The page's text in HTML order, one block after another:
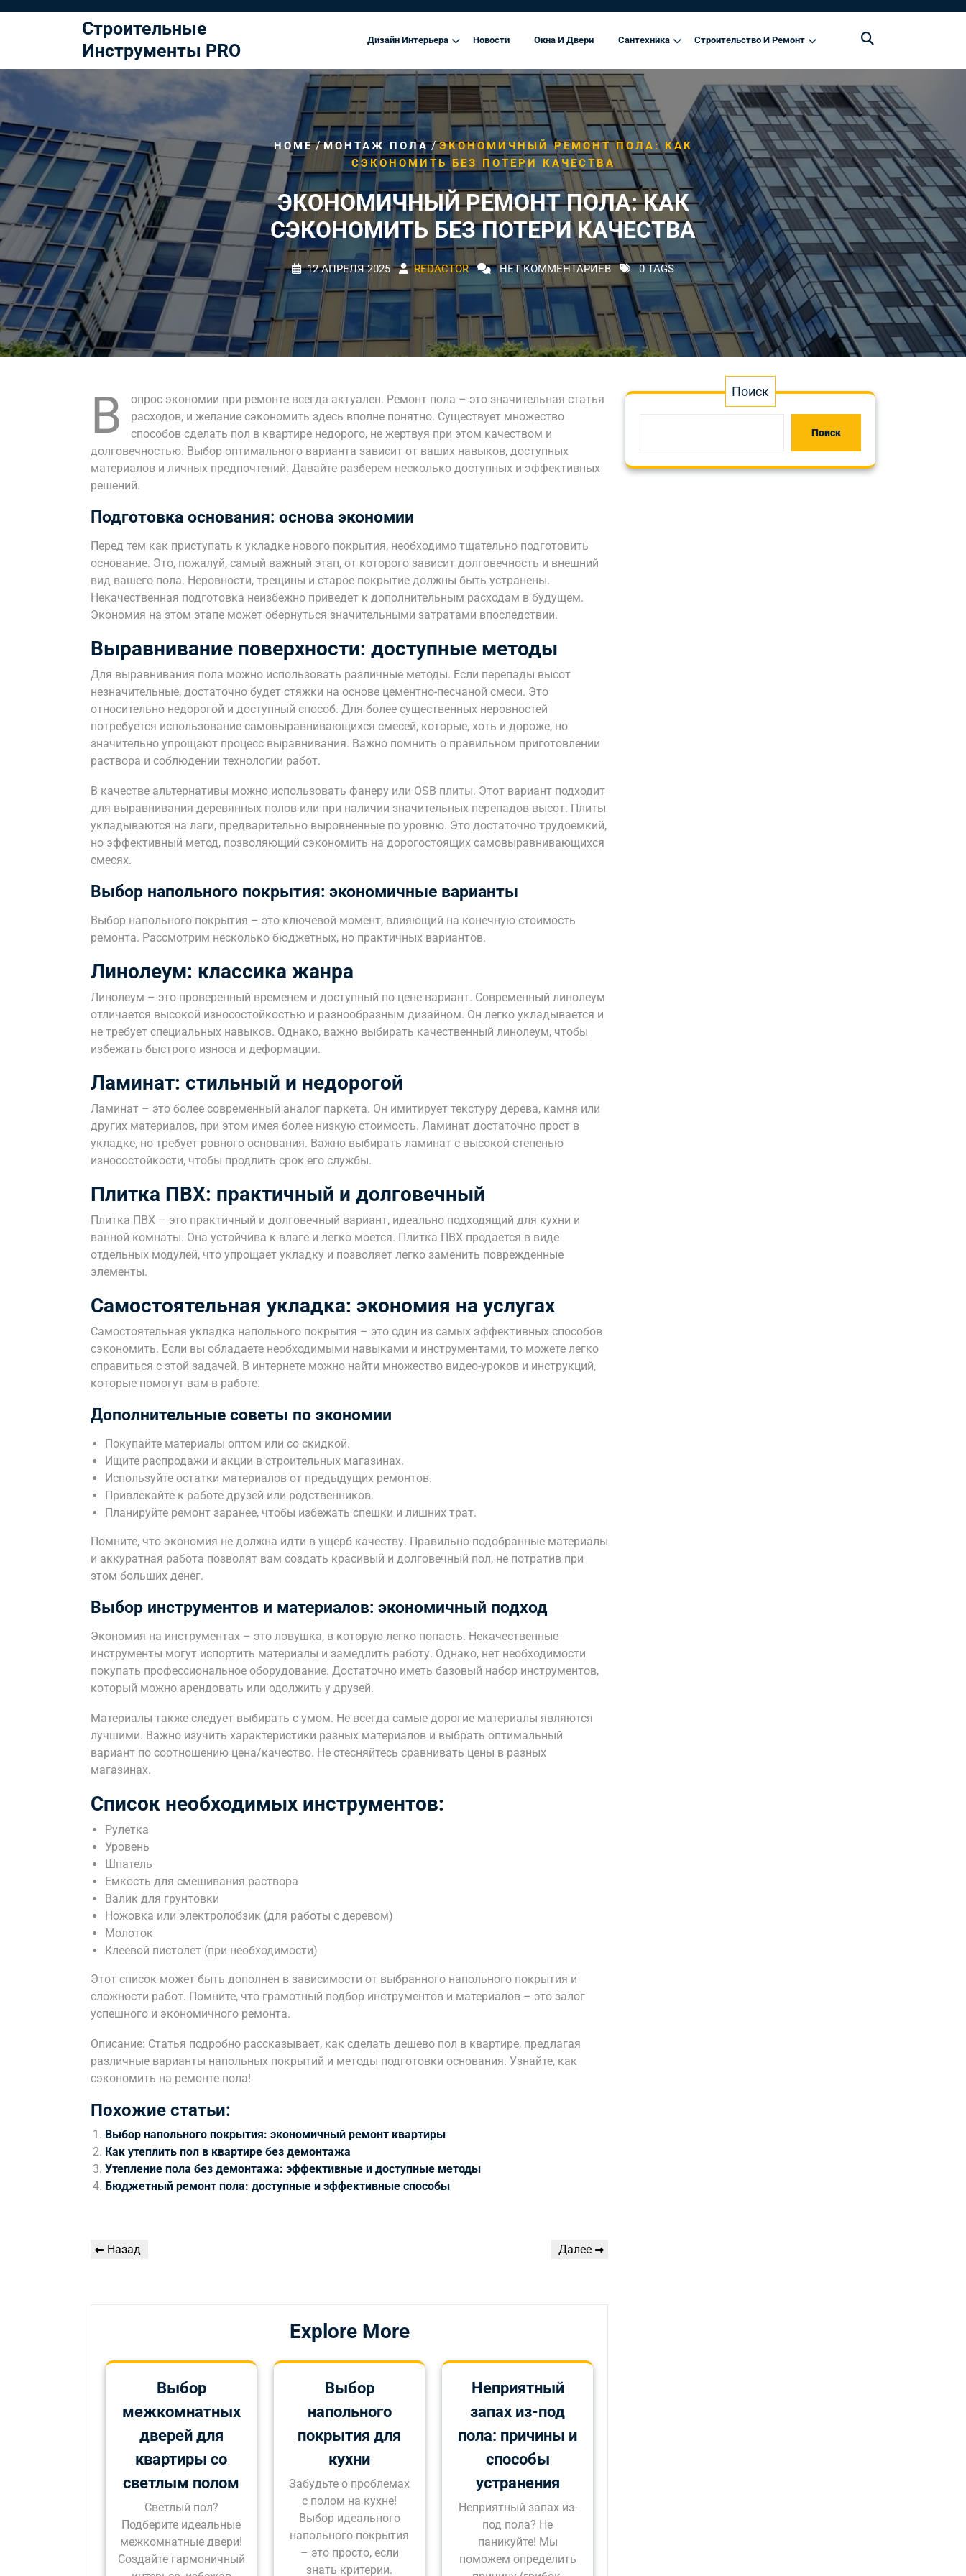
Строительные
Инструменты PRO
Дизайн Интерьера Новости Окна И Двери Сантехника Строительство И Ремонт
HOME/МОНТАЖ ПОЛА/ЭКОНОМИЧНЫЙ РЕМОНТ ПОЛА: КАК
СЭКОНОМИТЬ БЕЗ ПОТЕРИ КАЧЕСТВА
ЭКОНОМИЧНЫЙ РЕМОНТ ПОЛА: КАК
СЭКОНОМИТЬ БЕЗ ПОТЕРИ КАЧЕСТВА
12 АПРЕЛЯ 2025 REDACTOR НЕТ КОММЕНТАРИЕВ 0 TAGS
В
опрос экономии при ремонте всегда актуален. Ремонт пола – это значительная статья
расходов, и желание сэкономить здесь вполне понятно. Существует множество
способов сделать пол в квартире недорого, не жертвуя при этом качеством и
долговечностью. Выбор оптимального варианта зависит от ваших навыков, доступных
материалов и личных предпочтений. Давайте разберем несколько доступных и эффективных
решений.
Подготовка основания: основа экономии
Перед тем как приступать к укладке нового покрытия, необходимо тщательно подготовить
основание. Это, пожалуй, самый важный этап, от которого зависит долговечность и внешний
вид вашего пола. Неровности, трещины и старое покрытие должны быть устранены.
Некачественная подготовка неизбежно приведет к дополнительным расходам в будущем.
Экономия на этом этапе может обернуться значительными затратами впоследствии.
Выравнивание поверхности: доступные методы
Для выравнивания пола можно использовать различные методы. Если перепады высот
незначительные, достаточно будет стяжки на основе цементно-песчаной смеси. Это
относительно недорогой и доступный способ. Для более существенных неровностей
потребуется использование самовыравнивающихся смесей, которые, хоть и дороже, но
значительно упрощают процесс выравнивания. Важно помнить о правильном приготовлении
раствора и соблюдении технологии работ.
В качестве альтернативы можно использовать фанеру или OSB плиты. Этот вариант подходит
для выравнивания деревянных полов или при наличии значительных перепадов высот. Плиты
укладываются на лаги, предварительно выровненные по уровню. Это достаточно трудоемкий,
но эффективный метод, позволяющий сэкономить на дорогостоящих самовыравнивающихся
смесях.
Выбор напольного покрытия: экономичные варианты
Выбор напольного покрытия – это ключевой момент, влияющий на конечную стоимость
ремонта. Рассмотрим несколько бюджетных, но практичных вариантов.
Линолеум: классика жанра
Линолеум – это проверенный временем и доступный по цене вариант. Современный линолеум
отличается высокой износостойкостью и разнообразным дизайном. Он легко укладывается и
не требует специальных навыков. Однако, важно выбирать качественный линолеум, чтобы
избежать быстрого износа и деформации.
Ламинат: стильный и недорогой
Ламинат – это более современный аналог паркета. Он имитирует текстуру дерева, камня или
других материалов, при этом имея более низкую стоимость. Ламинат достаточно прост в
укладке, но требует ровного основания. Важно выбирать ламинат с высокой степенью
износостойкости, чтобы продлить срок его службы.
Плитка ПВХ: практичный и долговечный
Плитка ПВХ – это практичный и долговечный вариант, идеально подходящий для кухни и
ванной комнаты. Она устойчива к влаге и легко моется. Плитка ПВХ продается в виде
отдельных модулей, что упрощает укладку и позволяет легко заменить поврежденные
элементы.
Самостоятельная укладка: экономия на услугах
Самостоятельная укладка напольного покрытия – это один из самых эффективных способов
сэкономить. Если вы обладаете необходимыми навыками и инструментами, то можете легко
справиться с этой задачей. В интернете можно найти множество видео-уроков и инструкций,
которые помогут вам в работе.
Дополнительные советы по экономии
Покупайте материалы оптом или со скидкой.
Ищите распродажи и акции в строительных магазинах.
Используйте остатки материалов от предыдущих ремонтов.
Привлекайте к работе друзей или родственников.
Планируйте ремонт заранее, чтобы избежать спешки и лишних трат.
Помните, что экономия не должна идти в ущерб качеству. Правильно подобранные материалы
и аккуратная работа позволят вам создать красивый и долговечный пол, не потратив при
этом больших денег.
Выбор инструментов и материалов: экономичный подход
Экономия на инструментах – это ловушка, в которую легко попасть. Некачественные
инструменты могут испортить материалы и замедлить работу. Однако, нет необходимости
покупать профессиональное оборудование. Достаточно иметь базовый набор инструментов,
который можно арендовать или одолжить у друзей.
Материалы также следует выбирать с умом. Не всегда самые дорогие материалы являются
лучшими. Важно изучить характеристики разных материалов и выбрать оптимальный
вариант по соотношению цена/качество. Не стесняйтесь сравнивать цены в разных
магазинах.
Список необходимых инструментов:
Рулетка
Уровень
Шпатель
Емкость для смешивания раствора
Валик для грунтовки
Ножовка или электролобзик (для работы с деревом)
Молоток
Клеевой пистолет (при необходимости)
Этот список может быть дополнен в зависимости от выбранного напольного покрытия и
сложности работ. Помните, что грамотный подбор инструментов и материалов – это залог
успешного и экономичного ремонта.
Описание: Статья подробно рассказывает, как сделать дешево пол в квартире, предлагая
различные варианты напольных покрытий и методы подготовки основания. Узнайте, как
сэкономить на ремонте пола!
Похожие статьи:
Выбор напольного покрытия: экономичный ремонт квартиры
Как утеплить пол в квартире без демонтажа
Утепление пола без демонтажа: эффективные и доступные методы
Бюджетный ремонт пола: доступные и эффективные способы
Навигация
записям
Предыдущая
Назад
Следующая
Далее
Explore More
Выбор
межкомнатных
дверей для
квартиры со
светлым полом
Светлый пол?
Подберите идеальные
межкомнатные двери!
Создайте гармоничный
Выбор
напольного
покрытия для
кухни
Забудьте о проблемах
с полом на кухне!
Выбор идеального
напольного покрытия
– это просто, если
знать критерии.
Неприятный
запах из-под
пола: причины и
способы
устранения
Неприятный запах из-
под пола? Не
паникуйте! Мы
поможем определить
Поиск
Поиск